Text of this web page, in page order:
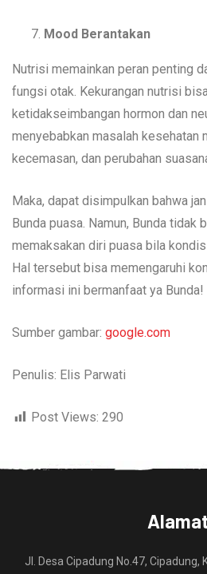
Mood Berantakan
Nutrisi memainkan peran penting
fungsi otak. Kekurangan nutrisi
ketidakseimbangan hormon dan
menyebabkan masalah kesehatan
kecemasan, dan perubahan
Maka, dapat disimpulkan bahwa
Bunda puasa. Namun, Bunda tidak
memaksakan diri puasa bila
Hal tersebut bisa memengaruhi
informasi ini bermanfaat ya Bunda!
Sumber gambar: google.com
Penulis: Elis Parwati
Post Views: 290
Jl. Desa Cipadung No.47, Cipadung,